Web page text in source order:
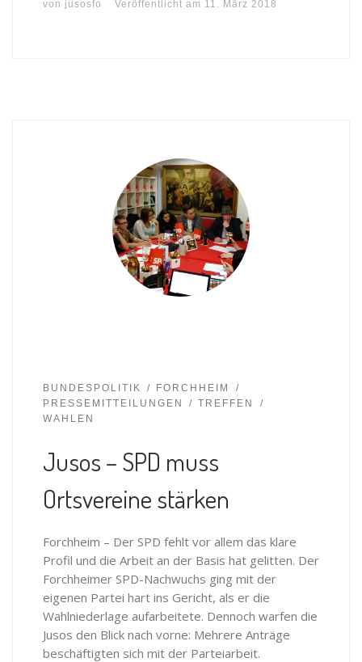
von jusosfo Veröffentlicht am 11. März 2018
BUNDESPOLITIK
FORCHHEIM
PRESSEMITTEILUNGEN
TREFFEN
WAHLEN
Jusos – SPD muss
Ortsvereine stärken
Forchheim – Der SPD fehlt vor allem das klare
Profil und die Arbeit an der Basis hat gelitten. Der
Forchheimer SPD-Nachwuchs ging mit der
eigenen Partei hart ins Gericht, als er die
Wahlniederlage aufarbeitete. Dennoch warfen die
Jusos den Blick nach vorne: Mehrere Anträge
beschäftigten sich mit der Parteiarbeit.